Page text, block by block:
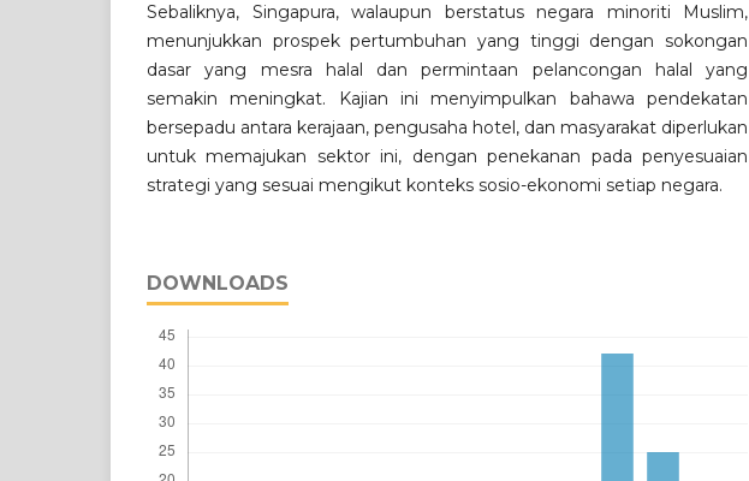
Sebaliknya, Singapura, walaupun berstatus negara minoriti Muslim,
menunjukkan prospek pertumbuhan yang tinggi dengan sokongan
dasar yang mesra halal dan permintaan pelancongan halal yang
semakin meningkat. Kajian ini menyimpulkan bahawa pendekatan
bersepadu antara kerajaan, pengusaha hotel, dan masyarakat diperlukan
untuk memajukan sektor ini, dengan penekanan pada penyesuaian
strategi yang sesuai mengikut konteks sosio-ekonomi setiap negara.
DOWNLOADS